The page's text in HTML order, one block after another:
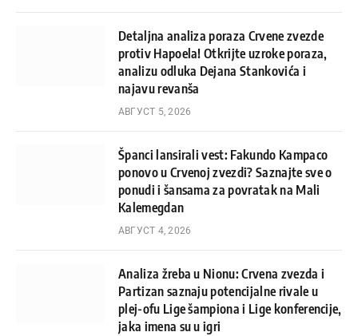
Detaljna analiza poraza Crvene zvezde
protiv Hapoela! Otkrijte uzroke poraza,
analizu odluka Dejana Stankovića i
najavu revanša
АВГУСТ 5, 2026
Španci lansirali vest: Fakundo Kampaco
ponovo u Crvenoj zvezdi? Saznajte sve o
ponudi i šansama za povratak na Mali
Kalemegdan
АВГУСТ 4, 2026
Analiza žreba u Nionu: Crvena zvezda i
Partizan saznaju potencijalne rivale u
plej-ofu Lige šampiona i Lige konferencije,
jaka imena su u igri